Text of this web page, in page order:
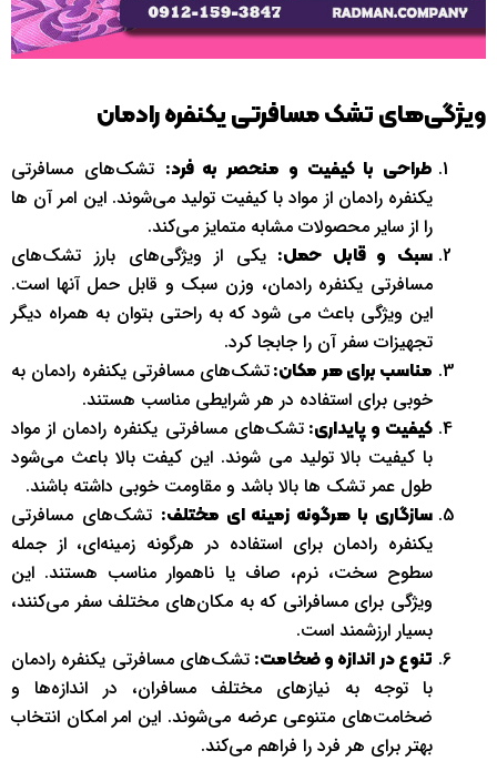
ویژگی‌های تشک مسافرتی یکنفره رادمان
طراحی با کیفیت و منحصر به فرد: تشک‌های مسافرتی
یکنفره رادمان از مواد با کیفیت تولید می‌شوند. این امر آن ها
را از سایر محصولات مشابه متمایز می‌کند.
سبک و قابل حمل: یکی از ویژگی‌های بارز تشک‌های
مسافرتی یکنفره رادمان، وزن سبک و قابل حمل آنها است.
این ویژگی باعث می شود که به راحتی بتوان به همراه دیگر
تجهیزات سفر آن را جابجا کرد.
مناسب برای هر مکان:تشک‌های مسافرتی یکنفره رادمان به
خوبی برای استفاده در هر شرایطی مناسب هستند.
کیفیت و پایداری:تشک‌های مسافرتی یکنفره رادمان از مواد
با کیفیت بالا تولید می شوند. این کیفت بالا باعث می‌شود
طول عمر تشک ها بالا باشد و مقاومت خوبی داشته باشند.
سازگاری با هرگونه زمینه ای مختلف: تشک‌های مسافرتی
یکنفره رادمان برای استفاده در هرگونه زمینه‌ای، از جمله
سطوح سخت، نرم، صاف یا ناهموار مناسب هستند. این
ویژگی برای مسافرانی که به مکان‌های مختلف سفر می‌کنند،
بسیار ارزشمند است.
تنوع در اندازه و ضخامت: تشک‌های مسافرتی یکنفره رادمان
با توجه به نیازهای مختلف مسافران، در اندازه‌ها و
ضخامت‌های متنوعی عرضه می‌شوند. این امر امکان انتخاب
بهتر برای هر فرد را فراهم می‌کند.